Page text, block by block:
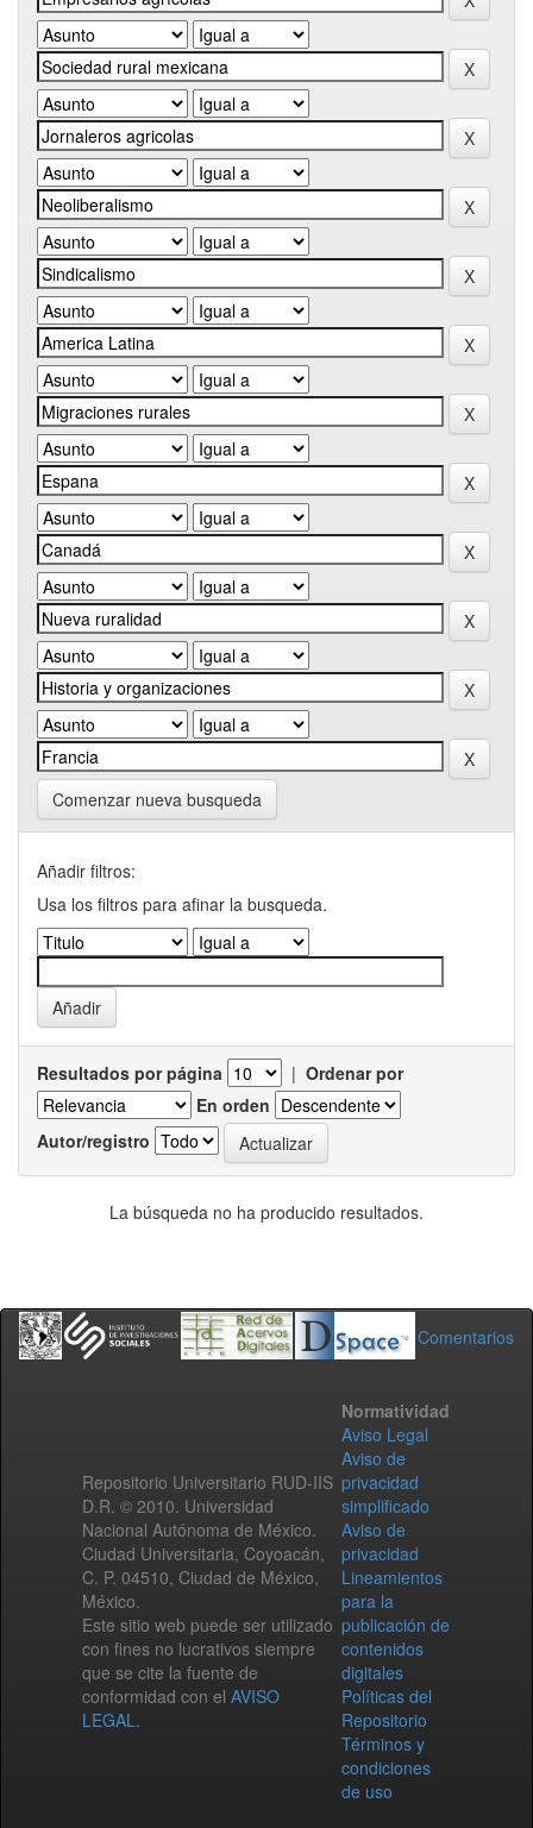
Comenzar nueva busqueda
Añadir filtros:
Usa los filtros para afinar la busqueda.
Resultados por página | Ordenar por
En orden
Autor/registro
La búsqueda no ha producido resultados.
Comentarios
Repositorio Universitario RUD-IIS
D.R. © 2010. Universidad
Nacional Autónoma de México.
Ciudad Universitaria, Coyoacán,
C. P. 04510, Ciudad de México,
México.
Este sitio web puede ser utilizado
con fines no lucrativos siempre
que se cite la fuente de
conformidad con el AVISO
LEGAL.
Normatividad
Aviso Legal
Aviso de
privacidad
simplificado
Aviso de
privacidad
Lineamientos
para la
publicación de
contenidos
digitales
Políticas del
Repositorio
Términos y
condiciones
de uso